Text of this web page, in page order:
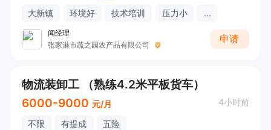
大新镇 环境好 技术培训 压力小 ...
闻经理
张家港市蔬之园农产品有限公司
申请
物流装卸工 （熟练4.2米平板货车）
6000-9000 元/月 4小时前
不限 有提成 五险